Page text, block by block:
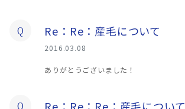
Q Re：Re：産毛について
2016.03.08
ありがとうございました！
Q